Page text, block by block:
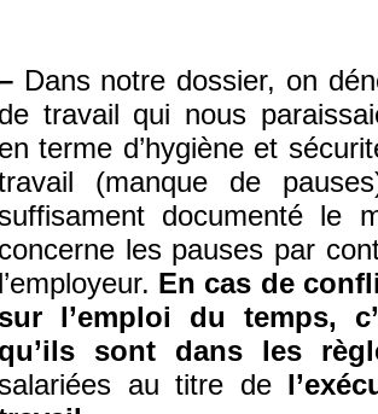
Dans notre dossier, on
de travail qui nous
en terme d’hygiène et
(manque de
suffisament documenté le
concerne les pauses par
l’employeur. En cas de
sur l’emploi du temps,
qu’ils sont dans les
salariées au titre de